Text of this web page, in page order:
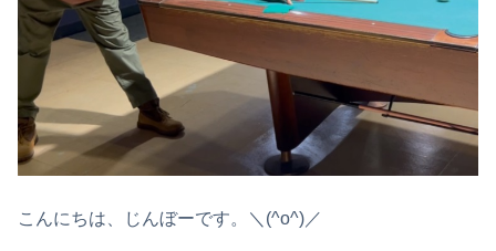
こんにちは、じんぼーです。＼(^o^)／